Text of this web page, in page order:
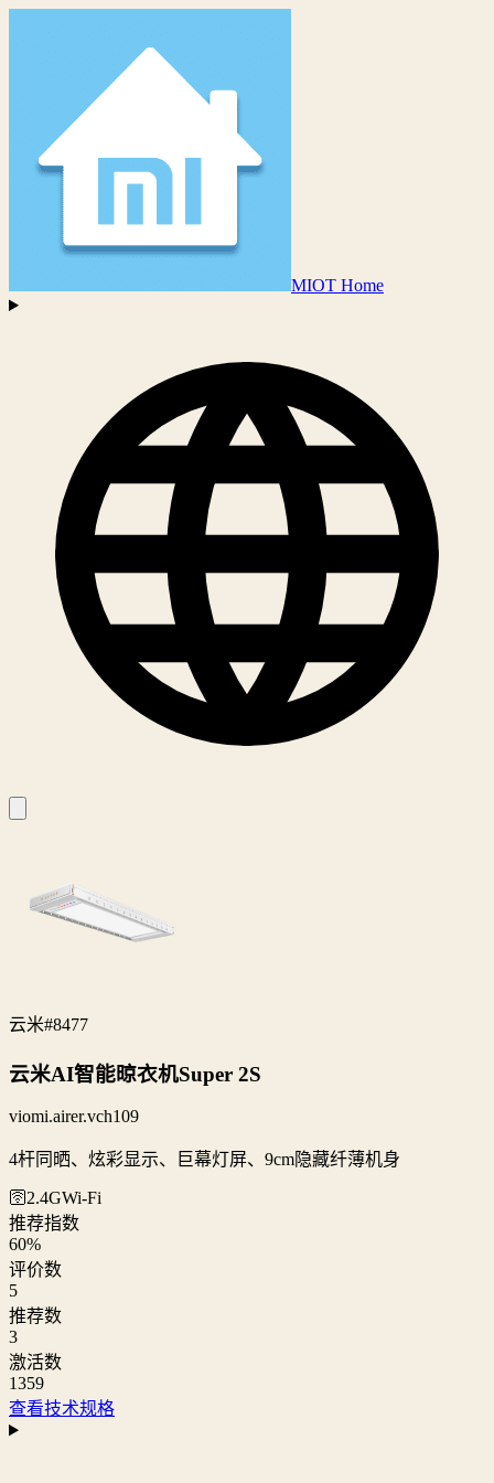
MIOT Home
云米#8477
云米AI智能晾衣机Super 2S
viomi.airer.vch109
4杆同晒、炫彩显示、巨幕灯屏、9cm隐藏纤薄机身
🛜2.4GWi‑Fi
推荐指数
60%
评价数
5
推荐数
3
激活数
1359
查看技术规格